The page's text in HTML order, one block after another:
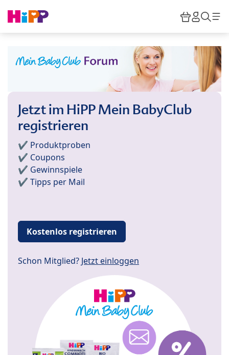
HiPP
Jetzt im HiPP Mein BabyClub
registrieren
✔️ Produktproben
✔️ Coupons
✔️ Gewinnspiele
✔️ Tipps per Mail
Kostenlos registrieren
Schon Mitglied? Jetzt einloggen